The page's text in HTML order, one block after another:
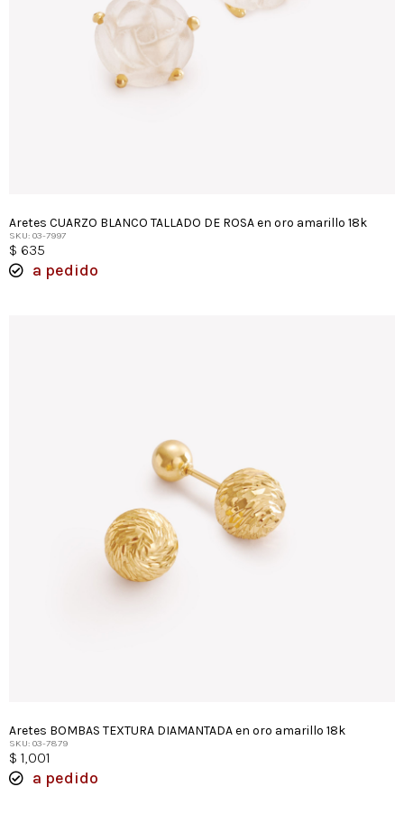
Aretes CUARZO BLANCO TALLADO DE ROSA en oro amarillo 18k
SKU: 03-7997
$ 635
a pedido
Aretes BOMBAS TEXTURA DIAMANTADA en oro amarillo 18k
SKU: 03-7879
$ 1,001
a pedido